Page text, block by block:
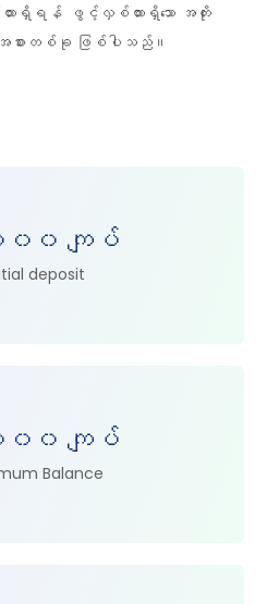
ထားရှိရန် ဖွင့်လှစ်ထားရှိသော အတိုး
ားတစ်ခု ဖြစ်ပါသည်။
၀၀ ကျပ်
deposit
၀၀ ကျပ်
Balance